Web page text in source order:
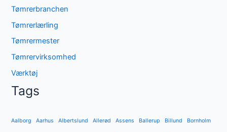
Tømrerbranchen
Tømrerlærling
Tømrermester
Tømrervirksomhed
Værktøj
Tags
Aalborg Aarhus Albertslund Allerød Assens Ballerup Billund Bornholm